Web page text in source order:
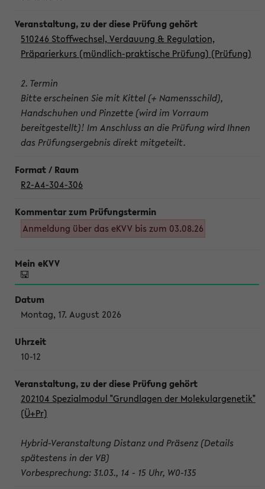
510246 Stoffwechsel, Verdauung & Regulation,
Präparierkurs (mündlich-praktische Prüfung) (Prüfung)
2. Termin
Bitte erscheinen Sie mit Kittel (+ Namensschild),
Handschuhen und Pinzette (wird im Vorraum
bereitgestellt)! Im Anschluss an die Prüfung wird Ihnen
das Prüfungsergebnis direkt mitgeteilt.
R2-A4-304-306
Anmeldung über das eKVV bis zum 03.08.26
Montag, 17. August 2026
10-12
202104 Spezialmodul "Grundlagen der Molekulargenetik"
(Ü+Pr)
Hybrid-Veranstaltung Distanz und Präsenz (Details
spätestens in der VB)
Vorbesprechung: 31.03., 14 - 15 Uhr, W0-135